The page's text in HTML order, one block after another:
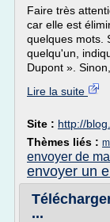
Faire très
car elle est
quelques mots.
quelqu'un,
Dupont ».
Lire la suite
Site : http://
Thèmes liés :
envoyer de
envoyer un e
...